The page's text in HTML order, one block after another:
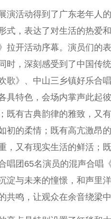
演活动得到了广东老年人
式，表达了对生活的热爱
拉开活动序幕。演员们的
时，深刻感受到了中国传
歌》、中山三乡镇好乐合
具特色，会场内掌声此起
既有古典韵律的雅致，又
初的柔情；既有高亢激昂
，又有现实生活的鲜活；
唱团65名演员的混声合唱
淀与未来的憧憬，和声里
共鸣，让观众在余音绕梁